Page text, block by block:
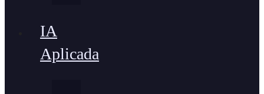
IA
Aplicada